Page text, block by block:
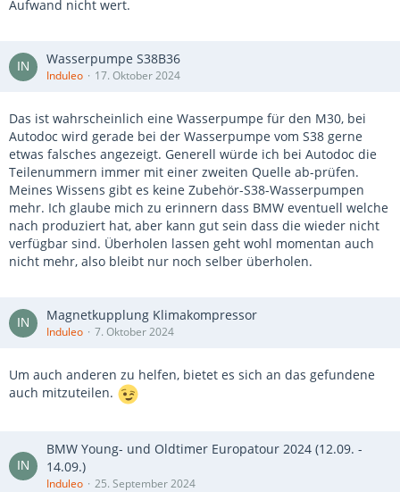
Aufwand nicht wert.
Wasserpumpe S38B36
Induleo 17. Oktober 2024
Das ist wahrscheinlich eine Wasserpumpe für den M30, bei
Autodoc wird gerade bei der Wasserpumpe vom S38 gerne
etwas falsches angezeigt. Generell würde ich bei Autodoc die
Teilenummern immer mit einer zweiten Quelle ab-prüfen.
Meines Wissens gibt es keine Zubehör-S38-Wasserpumpen
mehr. Ich glaube mich zu erinnern dass BMW eventuell welche
nach produziert hat, aber kann gut sein dass die wieder nicht
verfügbar sind. Überholen lassen geht wohl momentan auch
nicht mehr, also bleibt nur noch selber überholen.
Magnetkupplung Klimakompressor
Induleo 7. Oktober 2024
Um auch anderen zu helfen, bietet es sich an das gefundene
auch mitzuteilen.
BMW Young- und Oldtimer Europatour 2024 (12.09. -
14.09.)
Induleo 25. September 2024